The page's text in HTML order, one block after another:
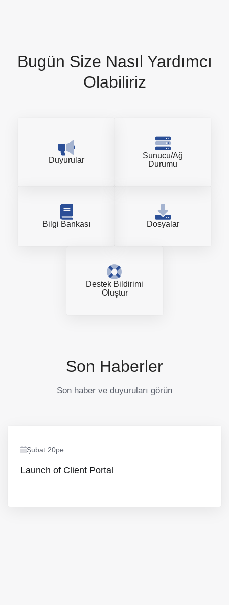
Bugün Size Nasıl Yardımcı
Olabiliriz
Duyurular
Sunucu/Ağ
Durumu
Bilgi Bankası Dosyalar
Destek Bildirimi
Oluştur
Son Haberler
Son haber ve duyuruları görün
Şubat 20pe
Launch of Client Portal